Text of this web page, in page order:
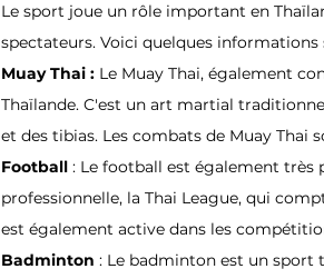
Le sport joue un rôle important en
spectateurs. Voici quelques informations
Muay Thai : Le Muay Thai, également
Thaïlande. C'est un art martial
et des tibias. Les combats de Muay
Football : Le football est également très
professionnelle, la Thai League, qui
est également active dans les
Badminton : Le badminton est un sport